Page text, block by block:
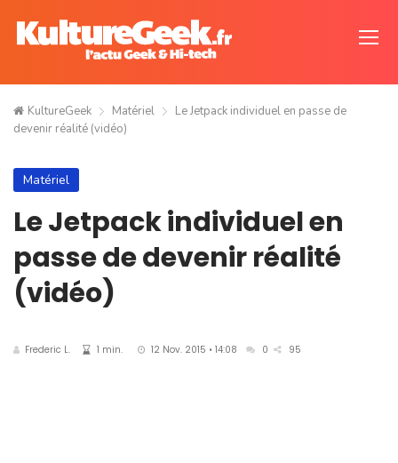
KultureGeek Matériel
Le Jetpack individuel en passe de
devenir réalité (vidéo)
Matériel
Le Jetpack individuel en
passe de devenir réalité
(vidéo)
Frederic L. 1 min. 12 Nov. 2015 • 14:08 0 95